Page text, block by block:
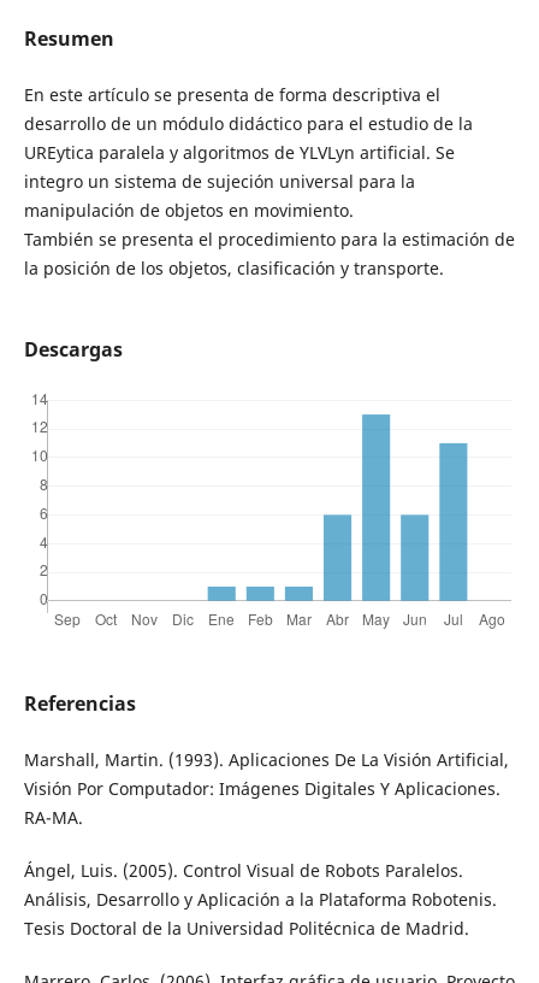
Resumen
En este artículo se presenta de forma descriptiva el
desarrollo de un módulo didáctico para el estudio de la
UREytica paralela y algoritmos de YLVLyn artificial. Se
integro un sistema de sujeción universal para la
manipulación de objetos en movimiento.
También se presenta el procedimiento para la estimación de
la posición de los objetos, clasificación y transporte.
Descargas
Referencias
Marshall, Martin. (1993). Aplicaciones De La Visión Artificial,
Visión Por Computador: Imágenes Digitales Y Aplicaciones.
RA-MA.
Ángel, Luis. (2005). Control Visual de Robots Paralelos.
Análisis, Desarrollo y Aplicación a la Plataforma Robotenis.
Tesis Doctoral de la Universidad Politécnica de Madrid.